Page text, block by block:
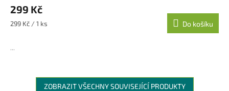
299 Kč
Měrná
299 Kč / 1 ks Do košíku
...
ZOBRAZIT VŠECHNY SOUVISEJÍCÍ PRODUKTY